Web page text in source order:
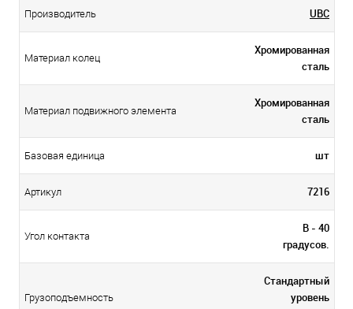
Производитель UBC
Материал колец
Хромированная
сталь
Материал подвижного элемента
Хромированная
сталь
Базовая единица шт
Артикул 7216
Угол контакта
B - 40
градусов.
Грузоподъемность
Стандартный
уровень